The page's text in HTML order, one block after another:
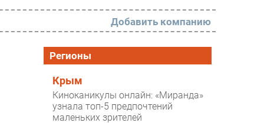
РАЗДЕЛЫ
Новости
Аналитика
Интервью
Добавить компанию
Регионы
Крым
Киноканикулы онлайн: «Миранда»
узнала топ-5 предпочтений
маленьких зрителей